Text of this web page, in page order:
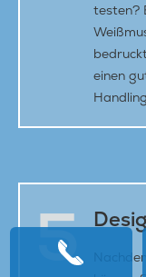
testen?
einen
5